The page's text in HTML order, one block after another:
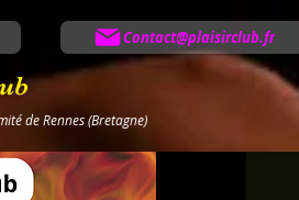
de Rennes (Bretagne)
Contact@plaisirclub.fr